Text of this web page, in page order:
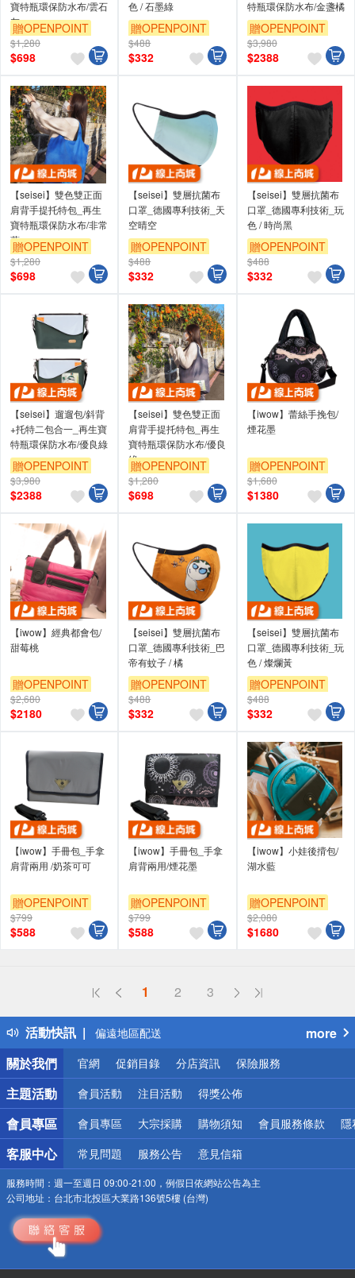
寶特瓶環保防水布/雲石
灰贈OPENPOINT
$1,280
$698
色 / 石墨綠
贈OPENPOINT
$488
$332
特瓶環保防水布/金盞橘
贈OPENPOINT
$3,980
$2388
【seisei】雙色雙正面
肩背手提托特包_再生
寶特瓶環保防水布/非常
藍贈OPENPOINT
$1,280
$698
【seisei】雙層抗菌布
口罩_德國專利技術_天
空晴空
贈OPENPOINT
$488
$332
【seisei】雙層抗菌布
口罩_德國專利技術_玩
色 / 時尚黑
贈OPENPOINT
$488
$332
【seisei】遛遛包/斜背
+托特二包合一_再生寶
特瓶環保防水布/優良綠
贈OPENPOINT
$3,980
$2388
【seisei】雙色雙正面
肩背手提托特包_再生
寶特瓶環保防水布/優良
綠
贈OPENPOINT
$1,280
$698
【iwow】蕾絲手挽包/
煙花墨
贈OPENPOINT
$1,680
$1380
【iwow】經典都會包/
甜莓桃
贈OPENPOINT
$2,680
$2180
【seisei】雙層抗菌布
口罩_德國專利技術_巴
帝有蚊子 / 橘
贈OPENPOINT
$488
$332
【seisei】雙層抗菌布
口罩_德國專利技術_玩
色 / 燦爛黃
贈OPENPOINT
$488
$332
【iwow】手冊包_手拿
肩背兩用 /奶茶可可
贈OPENPOINT
$799
$588
【iwow】手冊包_手拿
肩背兩用/煙花墨
贈OPENPOINT
$799
$588
【iwow】小娃後揹包/
湖水藍
贈OPENPOINT
$2,080
$1680
1 2 3
活動快訊
偏遠地區配送
銀行優惠
偏遠地區配送
詐騙網頁！請小心！
more
關於我們
官網 促銷目錄 分店資訊 保險服務
主題活動 會員活動 注目活動 得獎公佈
會員專區 會員專區 大宗採購 購物須知 會員服務條款 隱
客服中心 常見問題 服務公告 意見信箱
服務時間： 週一至週日 09:00-21:00，例假日依網站公告為主
公司地址： 台北市北投區大業路136號5樓 (台灣)